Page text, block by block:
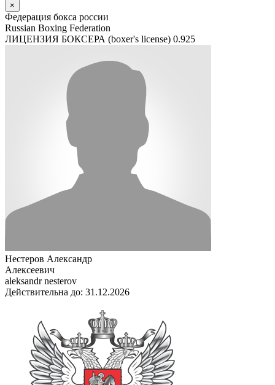
×
Федерация бокса россии
Russian Boxing Federation
ЛИЦЕНЗИЯ БОКСЕРА (boxer's license) 0.925
Нестеров Александр
Алексеевич
aleksandr nesterov
Действительна до: 31.12.2026